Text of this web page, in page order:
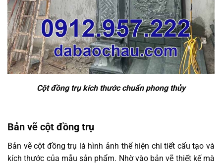
Cột đồng trụ kích thước chuẩn phong thủy
Bản vẽ cột đồng trụ
Bản vẽ cột đồng trụ là hình ảnh thể hiện chi tiết cấu tạo và
kích thước của mẫu sản phẩm. Nhờ vào bản vẽ thiết kế mà